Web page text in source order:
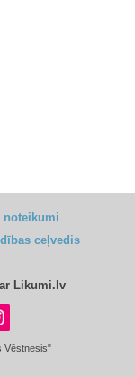
noteikumi
ceļvedis
Likumi.lv
Vēstnesis"